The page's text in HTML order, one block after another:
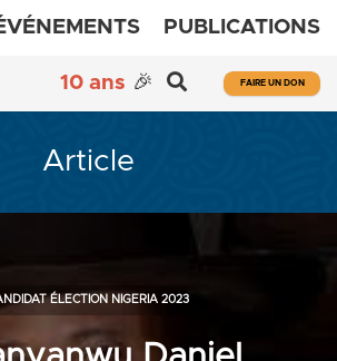
PUBLICATIONS
10 ans 🎉 FAIRE UN DON
Article
ÉLECTION NIGERIA 2023